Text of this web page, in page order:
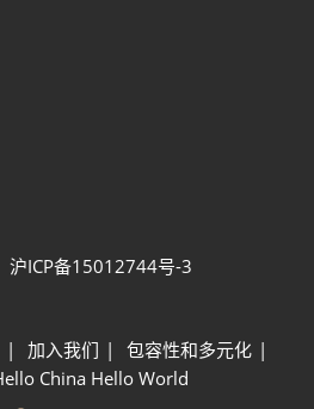
沪ICP备15012744号-3
加入我们
包容性和多元化
China Hello World